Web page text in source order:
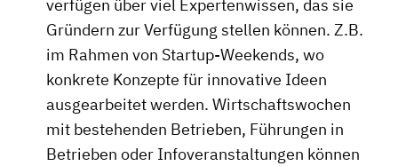
verfügen über viel Expertenwissen, das sie
Gründern zur Verfügung stellen können. Z.B.
im Rahmen von Startup-Weekends, wo
konkrete Konzepte für innovative Ideen
ausgearbeitet werden. Wirtschaftswochen
mit bestehenden Betrieben, Führungen in
Betrieben oder Infoveranstaltungen können